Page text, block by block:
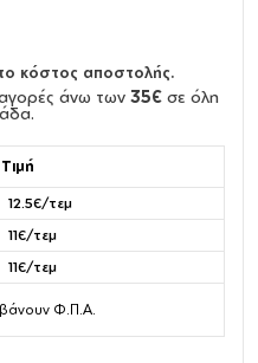
κόστος αποστολής.
άνω των 35€ σε όλη
Τιμή
12.5€/τεμ
11€/τεμ
11€/τεμ
Φ.Π.Α.